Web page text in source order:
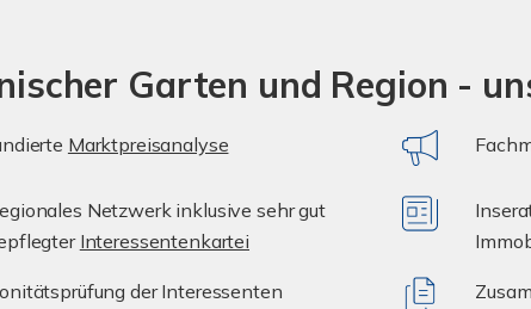
Garten und Region -
Marktpreisanalyse
Netzwerk inklusive sehr gut
Interessentenkartei
der Interessenten